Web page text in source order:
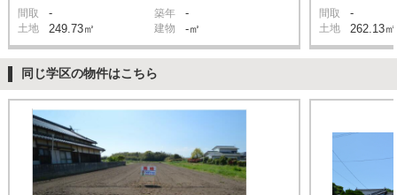
間取 - 築年 -
土地 249.73㎡ 建物 -㎡
間取 -
土地 262.13㎡
同じ学区の物件はこちら